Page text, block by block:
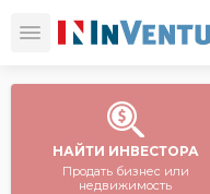
НАЙТИ ИНВЕСТОРА
Продать бизнес или
недвижимость